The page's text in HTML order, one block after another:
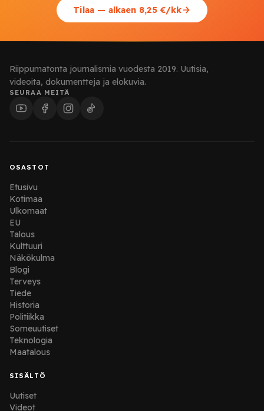
Tilaa — alkaen 8,25 €/kk
Riippumatonta journalismia vuodesta 2019. Uutisia,
videoita, dokumentteja ja elokuvia.
SEURAA MEITÄ
OSASTOT
Etusivu
Kotimaa
Ulkomaat
EU
Talous
Kulttuuri
Näkökulma
Blogi
Terveys
Tiede
Historia
Politiikka
Someuutiset
Teknologia
Maatalous
SISÄLTÖ
Uutiset
Videot